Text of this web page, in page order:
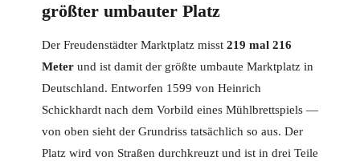
größter umbauter Platz
Der Freudenstädter Marktplatz misst 219 mal 216
Meter und ist damit der größte umbaute Marktplatz in
Deutschland. Entworfen 1599 von Heinrich
Schickhardt nach dem Vorbild eines Mühlbrettspiels —
von oben sieht der Grundriss tatsächlich so aus. Der
Platz wird von Straßen durchkreuzt und ist in drei Teile